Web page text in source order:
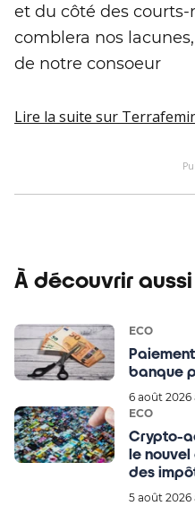
et du côté des
comblera nos
de notre consoeur
Lire la suite sur
À découvrir aussi
ECO
banque
6 août 2026
ECO
Crypto-
le
des
5 août 2026